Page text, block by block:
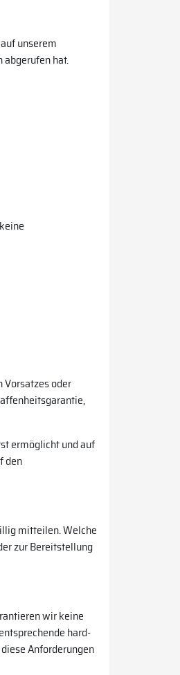
unserem
hat.
Vorsatzes oder
ermöglicht und auf
den
mitteilen. Welche
zur Bereitstellung
wir keine
hard-
Anforderungen